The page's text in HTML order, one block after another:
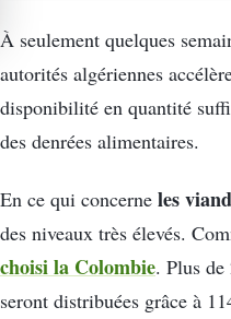
À seulement quelques
autorités algériennes
disponibilité en quantité
des denrées alimentaires.
En ce qui concerne les
des niveaux très élevés.
choisi la Colombie. Plus
seront distribuées grâce à